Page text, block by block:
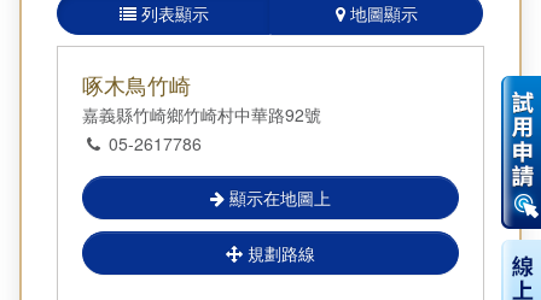
列表顯示
地圖顯示
啄木鳥竹崎
嘉義縣竹崎鄉竹崎村中華路92號
05-2617786
顯示在地圖上
規劃路線
Sorry, the map could not be loaded.